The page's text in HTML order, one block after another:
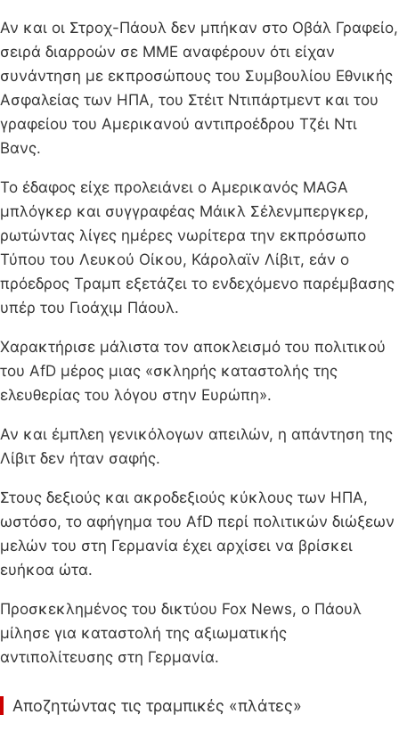
Αν και οι Στροχ-Πάουλ δεν μπήκαν στο Οβάλ Γραφείο,
σειρά διαρροών σε ΜΜΕ αναφέρουν ότι είχαν
συνάντηση με εκπροσώπους του Συμβουλίου Εθνικής
Ασφαλείας των ΗΠΑ, του Στέιτ Ντιπάρτμεντ και του
γραφείου του Αμερικανού αντιπροέδρου Τζέι Ντι
Βανς.
Το έδαφος είχε προλειάνει ο Αμερικανός MAGA
μπλόγκερ και συγγραφέας Μάικλ Σέλενμπεργκερ,
ρωτώντας λίγες ημέρες νωρίτερα την εκπρόσωπο
Τύπου του Λευκού Οίκου, Κάρολαϊν Λίβιτ, εάν ο
πρόεδρος Τραμπ εξετάζει το ενδεχόμενο παρέμβασης
υπέρ του Γιοάχιμ Πάουλ.
Χαρακτήρισε μάλιστα τον αποκλεισμό του πολιτικού
του AfD μέρος μιας «σκληρής καταστολής της
ελευθερίας του λόγου στην Ευρώπη».
Αν και έμπλεη γενικόλογων απειλών, η απάντηση της
Λίβιτ δεν ήταν σαφής.
Στους δεξιούς και ακροδεξιούς κύκλους των ΗΠΑ,
ωστόσο, το αφήγημα του AfD περί πολιτικών διώξεων
μελών του στη Γερμανία έχει αρχίσει να βρίσκει
ευήκοα ώτα.
Προσκεκλημένος του δικτύου Fox News, ο Πάουλ
μίλησε για καταστολή της αξιωματικής
αντιπολίτευσης στη Γερμανία.
Αποζητώντας τις τραμπικές «πλάτες»